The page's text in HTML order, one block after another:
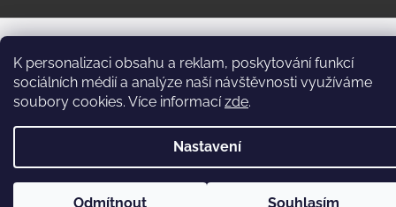
K personalizaci obsahu a reklam, poskytování funkcí
sociálních médií a analýze naší návštěvnosti využíváme
soubory cookies. Více informacízde.
Nastavení
Odmítnout Souhlasím
Upravit nastavení cookies